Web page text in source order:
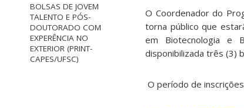
BOLSAS DE JOVEM
TALENTO E PÓS-
DOUTORADO COM
EXPERÊNCIA NO
EXTERIOR (PRINT-
CAPES/UFSC)
O Coordenador do
torna público que
em Biotecnologia e
disponibilizada três (3)
O período de